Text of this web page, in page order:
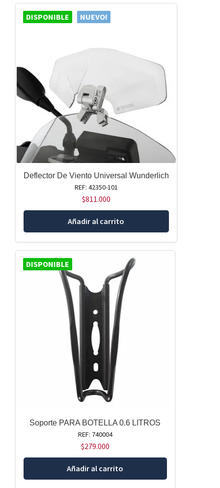
DISPONIBLE NUEVO!
Deflector De Viento Universal Wunderlich
REF: 42350-101
$811.000
Añadir al carrito
DISPONIBLE
Soporte PARA BOTELLA 0.6 LITROS
REF: 740004
$279.000
Añadir al carrito